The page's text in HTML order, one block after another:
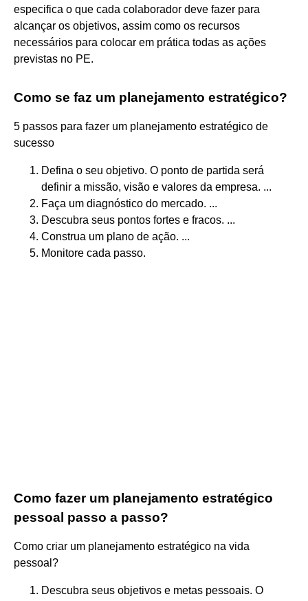
especifica o que cada colaborador deve fazer para
alcançar os objetivos, assim como os recursos
necessários para colocar em prática todas as ações
previstas no PE.
Como se faz um planejamento estratégico?
5 passos para fazer um planejamento estratégico de
sucesso
Defina o seu objetivo. O ponto de partida será
definir a missão, visão e valores da empresa. ...
Faça um diagnóstico do mercado. ...
Descubra seus pontos fortes e fracos. ...
Construa um plano de ação. ...
Monitore cada passo.
Como fazer um planejamento estratégico
pessoal passo a passo?
Como criar um planejamento estratégico na vida
pessoal?
Descubra seus objetivos e metas pessoais. O